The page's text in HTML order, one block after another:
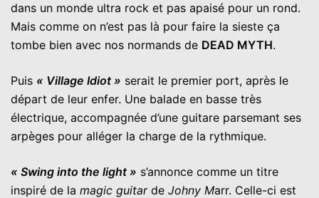
dans un monde ultra rock et pas apaisé pour un rond.
Mais comme on n’est pas là pour faire la sieste ça
tombe bien avec nos normands de DEAD MYTH.
Puis « Village Idiot » serait le premier port, après le
départ de leur enfer. Une balade en basse très
électrique, accompagnée d’une guitare parsemant ses
arpèges pour alléger la charge de la rythmique.
« Swing into the light » s’annonce comme un titre
inspiré de la magic guitarde Johny Marr. Celle-ci est